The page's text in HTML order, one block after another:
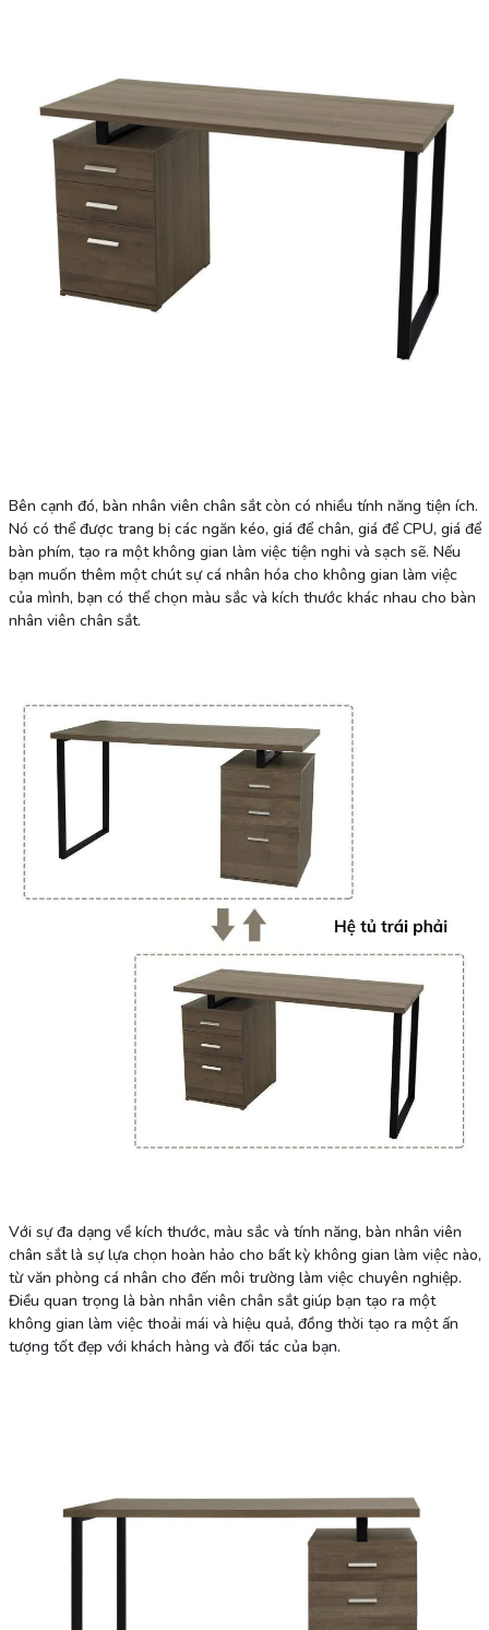
Bên cạnh đó, bàn nhân viên chân sắt còn có nhiều tính năng tiện ích.
Nó có thể được trang bị các ngăn kéo, giá để chân, giá để CPU, giá để
bàn phím, tạo ra một không gian làm việc tiện nghi và sạch sẽ. Nếu
bạn muốn thêm một chút sự cá nhân hóa cho không gian làm việc
của mình, bạn có thể chọn màu sắc và kích thước khác nhau cho bàn
nhân viên chân sắt.
Với sự đa dạng về kích thước, màu sắc và tính năng, bàn nhân viên
chân sắt là sự lựa chọn hoàn hảo cho bất kỳ không gian làm việc nào,
từ văn phòng cá nhân cho đến môi trường làm việc chuyên nghiệp.
Điều quan trọng là bàn nhân viên chân sắt giúp bạn tạo ra một
không gian làm việc thoải mái và hiệu quả, đồng thời tạo ra một ấn
tượng tốt đẹp với khách hàng và đối tác của bạn.